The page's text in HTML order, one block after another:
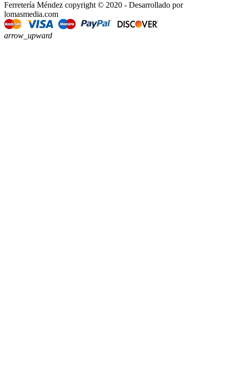
Ferretería Méndez copyright © 2020 - Desarrollado por
lomasmedia.com
arrow_upward